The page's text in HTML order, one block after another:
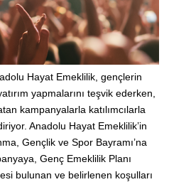
Hayat Emeklilik, gençlerin
yapmalarını teşvik ederken,
kampanyalarla katılımcılarla
Anadolu Hayat Emeklilik’in
Gençlik ve Spor Bayramı’na
Genç Emeklilik Planı
bulunan ve belirlenen koşulları